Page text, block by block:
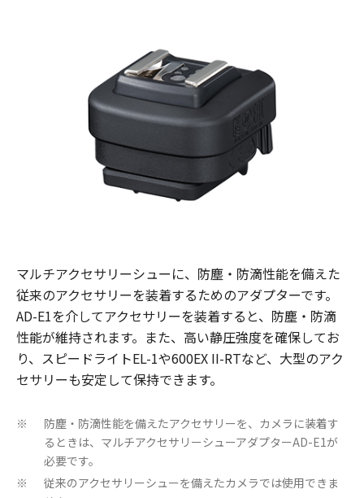
マルチアクセサリーシューに、防塵・防滴性能を備えた
従来のアクセサリーを装着するためのアダプターです。
AD-E1を介してアクセサリーを装着すると、防塵・防滴
性能が維持されます。また、高い静圧強度を確保してお
り、スピードライトEL-1や600EX II-RTなど、大型のアク
セサリーも安定して保持できます。
※
防塵・防滴性能を備えたアクセサリーを、カメラに装着す
るときは、マルチアクセサリーシューアダプターAD-E1が
必要です。
※
従来のアクセサリーシューを備えたカメラでは使用できま